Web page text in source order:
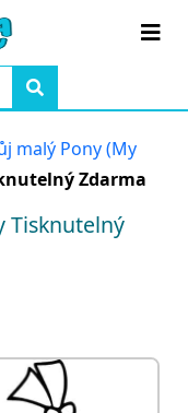
malý Pony (My
Zdarma
Tisknutelný